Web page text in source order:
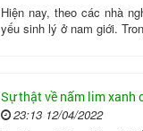
Hiện nay, theo các nhà
yếu sinh lý ở nam giới.
Sự thật về nấm lim xanh
23:13 12/04/2022